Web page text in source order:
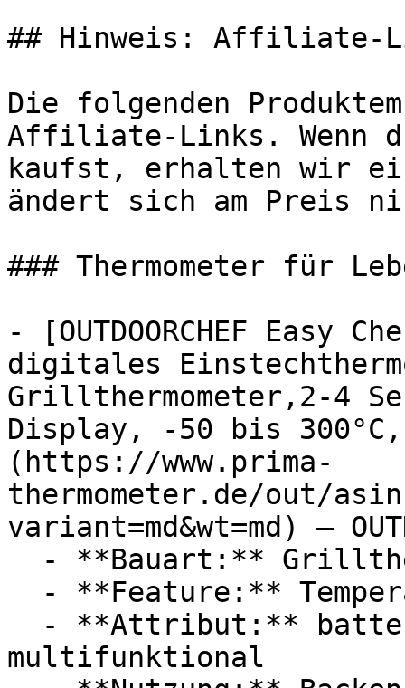
## Hinweis: Affiliate-
Die folgenden
Affiliate-Links. Wenn
kaufst, erhalten wir
ändert sich am Preis
### Thermometer für
- [OUTDOORCHEF Easy
digitales
Grillthermometer,2-4
Display, -50 bis
(https://www.prima-
thermometer.de/out/
variant=md&wt=md) —
multifunktional